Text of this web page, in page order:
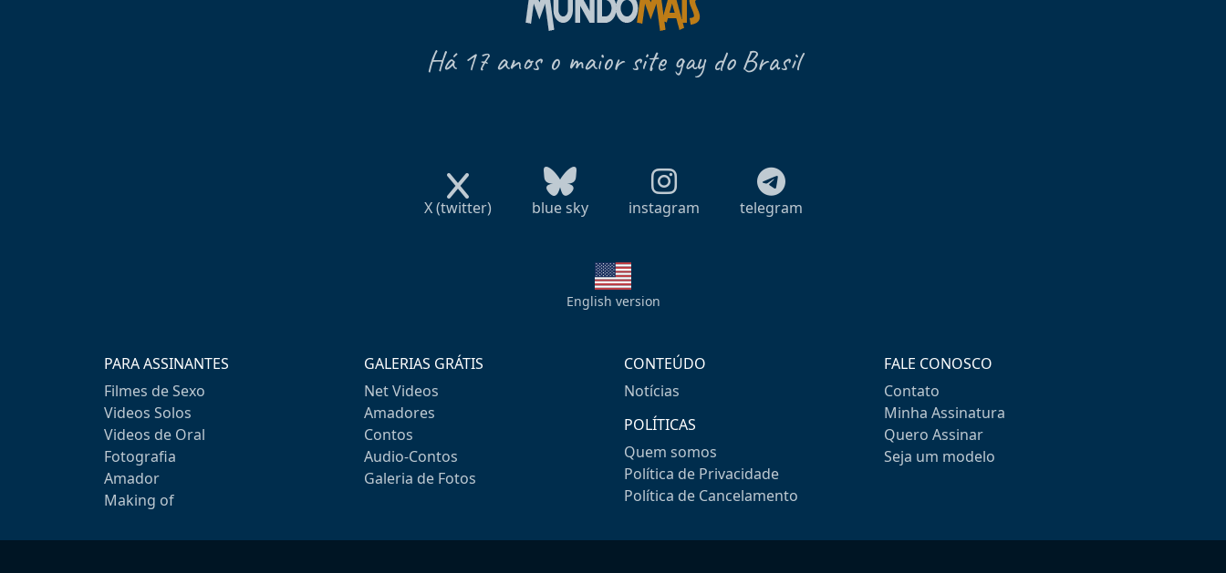
Há 17 anos o maior site gay do Brasil
X (twitter) blue sky instagram telegram
English version
PARA ASSINANTES
Filmes de Sexo
Videos Solos
Videos de Oral
Fotografia
Amador
Making of
GALERIAS GRÁTIS
Net Videos
Amadores
Contos
Audio-Contos
Galeria de Fotos
CONTEÚDO
Notícias
POLÍTICAS
Quem somos
Política de Privacidade
Política de Cancelamento
FALE CONOSCO
Contato
Minha Assinatura
Quero Assinar
Seja um modelo